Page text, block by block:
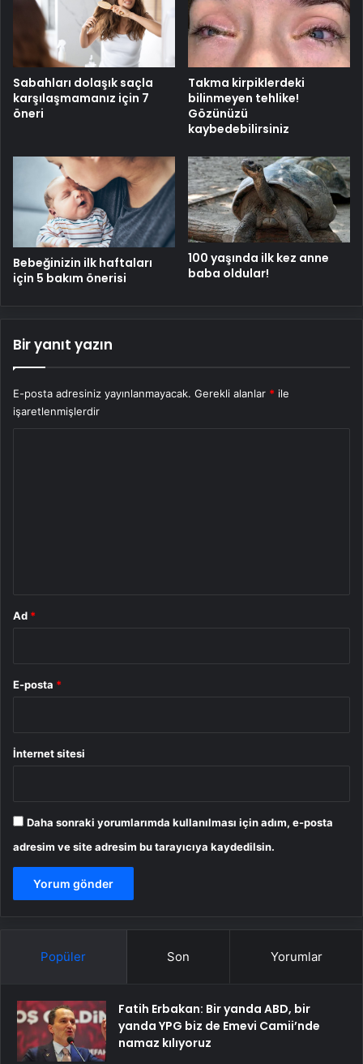
Sabahları dolaşık saçla
karşılaşmamanız için 7
öneri
Takma kirpiklerdeki
bilinmeyen tehlike!
Gözünüzü
kaybedebilirsiniz
Bebeğinizin ilk haftaları
için 5 bakım önerisi
100 yaşında ilk kez anne
baba oldular!
Bir yanıt yazın
E-posta adresiniz yayınlanmayacak. Gerekli alanlar * ile
işaretlenmişlerdir
Ad *
E-posta *
İnternet sitesi
Daha sonraki yorumlarımda kullanılması için adım, e-posta
adresim ve site adresim bu tarayıcıya kaydedilsin.
Popüler Son Yorumlar
Fatih Erbakan: Bir yanda ABD, bir
yanda YPG biz de Emevi Camii’nde
namaz kılıyoruz